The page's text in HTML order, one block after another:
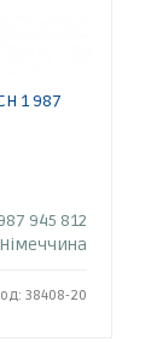
1 987
945 812
Німеччина
38408-20